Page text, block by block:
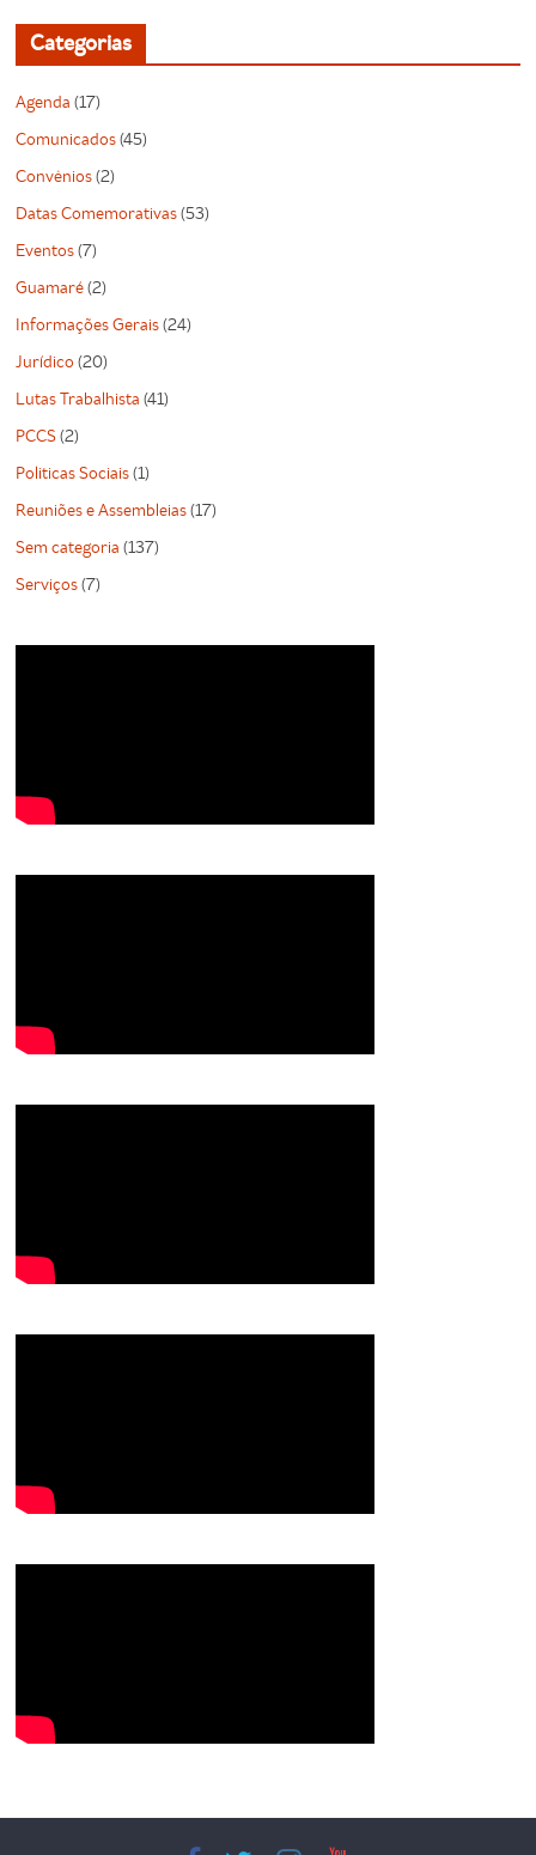
Categorias
Agenda (17)
Comunicados(45)
Convênios(2)
Datas Comemorativas(53)
Eventos(7)
Guamaré(2)
Informações Gerais(24)
Jurídico (20)
Lutas Trabalhista (41)
PCCS(2)
Politicas Sociais(1)
Reuniões e Assembleias(17)
Sem categoria (137)
Serviços(7)